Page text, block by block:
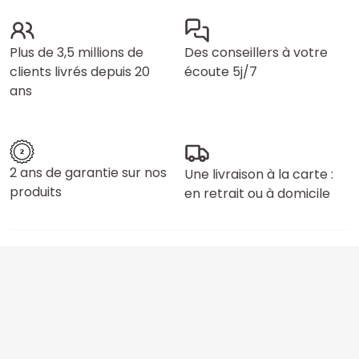
Plus de 3,5 millions de
clients livrés depuis 20
ans
Des conseillers à votre
écoute 5j/7
2 ans de garantie sur nos
produits
Une livraison à la carte :
en retrait ou à domicile